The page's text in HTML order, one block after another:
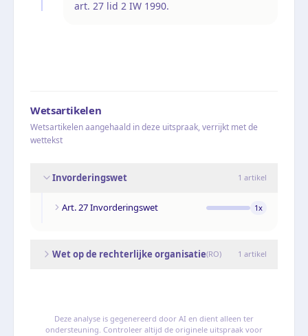
art. 27 lid 2 IW 1990.
Wetsartikelen
Wetsartikelen aangehaald in deze uitspraak, verrijkt met de
wettekst
Invorderingswet 1 artikel
Art. 27 Invorderingswet 1x
Wet op de rechterlijke organisatie(RO) 1 artikel
Deze analyse is gegenereerd door AI en dient alleen ter
ondersteuning. Controleer altijd de originele uitspraak voor